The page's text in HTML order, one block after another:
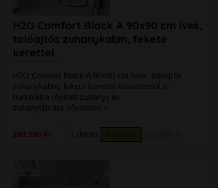
H2O Comfort Black A 90x90 cm íves,
tolóajtós zuhanykabin, fekete
kerettel
H2O Comfort Black A 90x90 cm íves, tolóajtós
zuhanykabin, fekete kerettel Közvetlenül a
burkolatra (épített zuhany) és
zuhanytálcára bővebben »
160.590 Ft darab